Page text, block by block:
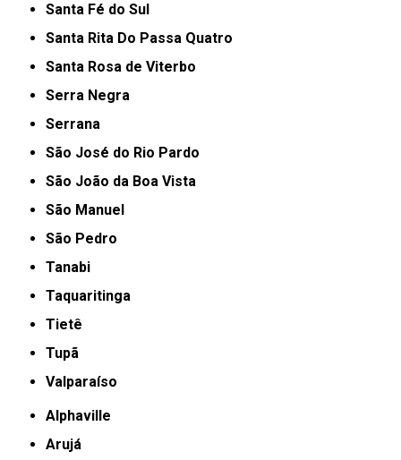
Santa Fé do Sul
Santa Rita Do Passa Quatro
Santa Rosa de Viterbo
Serra Negra
Serrana
São José do Rio Pardo
São João da Boa Vista
São Manuel
São Pedro
Tanabi
Taquaritinga
Tietê
Tupã
Valparaíso
Alphaville
Arujá